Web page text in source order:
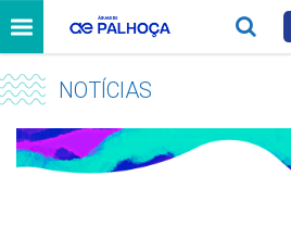
NOTÍCIAS